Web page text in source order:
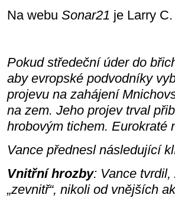
Na webu Sonar21 je Larry
Pokud středeční úder do
aby evropské podvodníky
projevu na zahájení
na zem. Jeho projev trval
hrobovým tichem. Eurokraté
Vance přednesl následující
Vnitřní hrozby: Vance
„zevnitř“, nikoli od vnějších